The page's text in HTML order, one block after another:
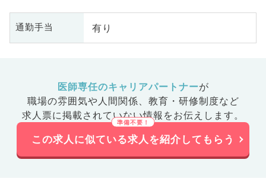
通勤手当 有り
医師専任のキャリアパートナーが
職場の雰囲気や人間関係、 教育・研修制度など
求人票に掲載されていない情報をお伝えします。
この求人に似ている求人を紹介してもらう